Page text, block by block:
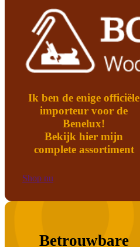
Ik ben de enige officiële
importeur voor de
Benelux!
Bekijk hier mijn
complete assortiment
Shop nu
Betrouwbare